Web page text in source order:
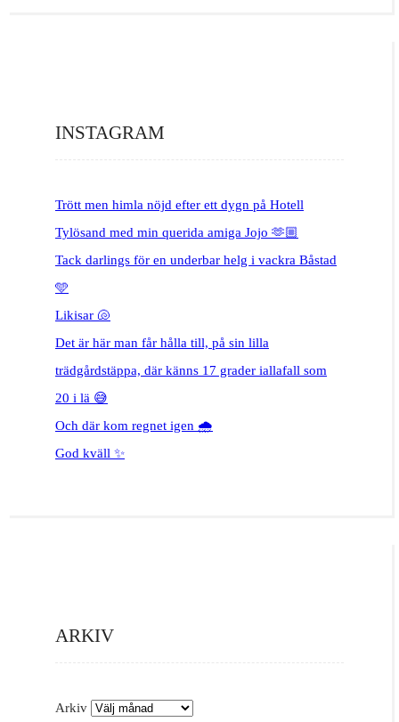
INSTAGRAM
Trött men himla nöjd efter ett dygn på Hotell
Tylösand med min querida amiga Jojo 🫶🏼
Tack darlings för en underbar helg i vackra Båstad
🩵
Likisar 🐚
Det är här man får hålla till, på sin lilla
trädgårdstäppa, där känns 17 grader iallafall som
20 i lä 😅
Och där kom regnet igen 🌧️
God kväll ✨
ARKIV
Arkiv